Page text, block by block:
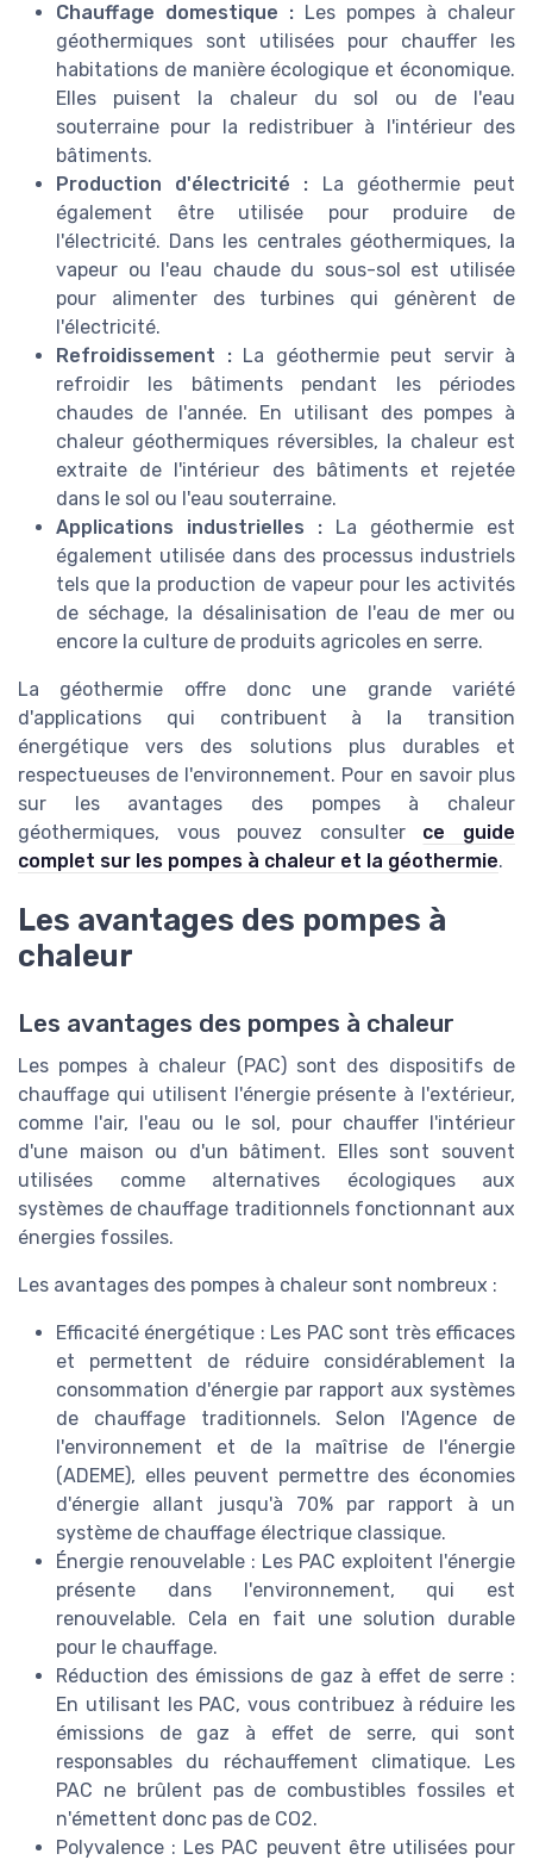
Chauffage domestique : Les pompes à chaleur
géothermiques sont utilisées pour chauffer les
habitations de manière écologique et économique.
Elles puisent la chaleur du sol ou de l'eau
souterraine pour la redistribuer à l'intérieur des
bâtiments.
Production d'électricité : La géothermie peut
également être utilisée pour produire de
l'électricité. Dans les centrales géothermiques, la
vapeur ou l'eau chaude du sous-sol est utilisée
pour alimenter des turbines qui génèrent de
l'électricité.
Refroidissement :La géothermie peut servir à
refroidir les bâtiments pendant les périodes
chaudes de l'année. En utilisant des pompes à
chaleur géothermiques réversibles, la chaleur est
extraite de l'intérieur des bâtiments et rejetée
dans le sol ou l'eau souterraine.
Applications industrielles : La géothermie est
également utilisée dans des processus industriels
tels que la production de vapeur pour les activités
de séchage, la désalinisation de l'eau de mer ou
encore la culture de produits agricoles en serre.
La géothermie offre donc une grande variété
d'applications qui contribuent à la transition
énergétique vers des solutions plus durables et
respectueuses de l'environnement. Pour en savoir plus
sur les avantages des pompes à chaleur
géothermiques, vous pouvez consulter ce guide
complet sur les pompes à chaleur et la géothermie.
Les avantages des pompes à
chaleur
Les avantages des pompes à chaleur
Les pompes à chaleur (PAC) sont des dispositifs de
chauffage qui utilisent l'énergie présente à l'extérieur,
comme l'air, l'eau ou le sol, pour chauffer l'intérieur
d'une maison ou d'un bâtiment. Elles sont souvent
utilisées comme alternatives écologiques aux
systèmes de chauffage traditionnels fonctionnant aux
énergies fossiles.
Les avantages des pompes à chaleur sont nombreux :
Efficacité énergétique : Les PAC sont très efficaces
et permettent de réduire considérablement la
consommation d'énergie par rapport aux systèmes
de chauffage traditionnels. Selon l'Agence de
l'environnement et de la maîtrise de l'énergie
(ADEME), elles peuvent permettre des économies
d'énergie allant jusqu'à 70% par rapport à un
système de chauffage électrique classique.
Énergie renouvelable : Les PAC exploitent l'énergie
présente dans l'environnement, qui est
renouvelable. Cela en fait une solution durable
pour le chauffage.
Réduction des émissions de gaz à effet de serre :
En utilisant les PAC, vous contribuez à réduire les
émissions de gaz à effet de serre, qui sont
responsables du réchauffement climatique. Les
PAC ne brûlent pas de combustibles fossiles et
n'émettent donc pas de CO2.
Polyvalence : Les PAC peuvent être utilisées pour